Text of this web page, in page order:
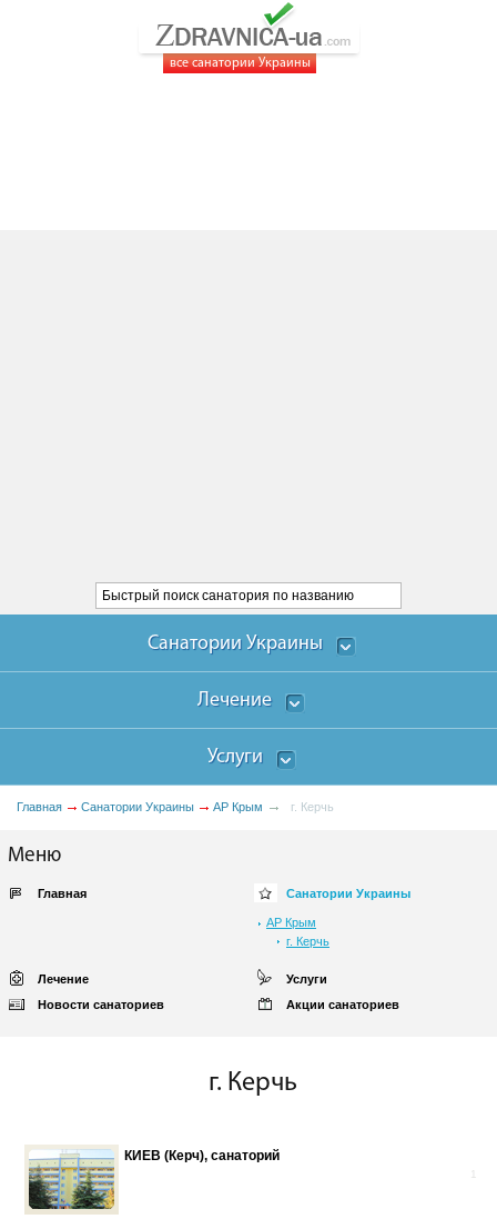
все санатории Украины
Санатории Украины
Лечение
Услуги
Главная Санатории Украины АР Крым г. Керчь
Меню
Главная Санатории Украины
АР Крым
г. Керчь
Лечение
Услуги
Новости санаториев
Акции санаториев
г. Керчь
КИЕВ (Керч), санаторий
1